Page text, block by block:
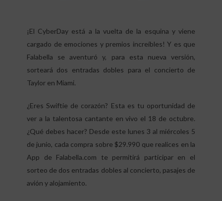
¡El CyberDay está a la vuelta de la esquina y viene
cargado de emociones y premios increíbles! Y es que
Falabella se aventuró y, para esta nueva versión,
sorteará dos entradas dobles para el concierto de
Taylor en Miami.
¿Eres Swiftie de corazón? Esta es tu oportunidad de
ver a la talentosa cantante en vivo el 18 de octubre.
¿Qué debes hacer? Desde este lunes 3 al miércoles 5
de junio, cada compra sobre $29.990 que realices en la
App de Falabella.com te permitirá participar en el
sorteo de dos entradas dobles al concierto, pasajes de
avión y alojamiento.